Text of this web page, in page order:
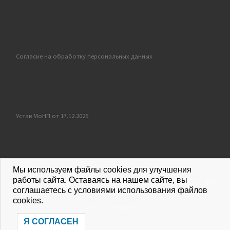
Согласие на обработку персональных данных
Устав МоНП от 17.12.2025
© 2026 Московская областная Нотариальная Палата
права защищены
Мы используем файлы cookies для улучшения
работы сайта. Оставаясь на нашем сайте, вы
соглашаетесь с условиями использования файлов
cookies.
Я СОГЛАСЕН